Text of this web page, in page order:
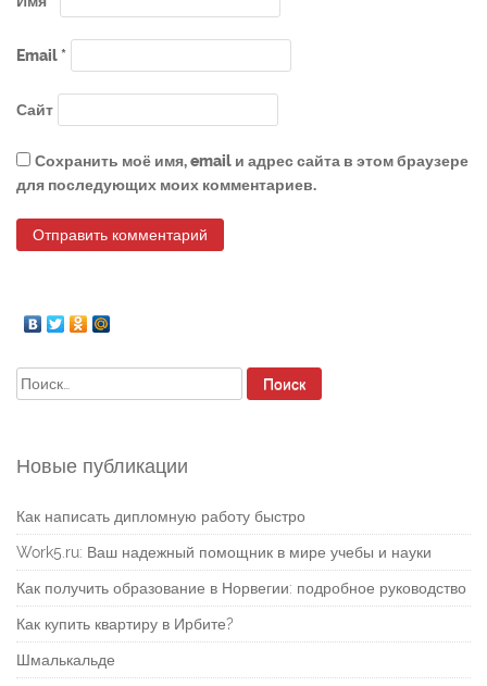
Email*
Сайт
Сохранить моё имя, email и адрес сайта в этом браузере
для последующих моих комментариев.
Найти:
Новые публикации
Как написать дипломную работу быстро
Work5.ru: Ваш надежный помощник в мире учебы и науки
Как получить образование в Норвегии: подробное руководство
Как купить квартиру в Ирбите?
Шмалькальде